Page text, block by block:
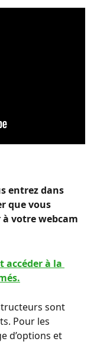
entrez dans
que vous
votre webcam
accéder à la
sont
Pour les
d’options et